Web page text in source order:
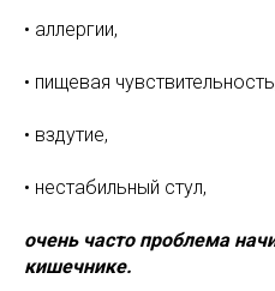
• аллергии,
• пищевая
• вздутие,
• нестабильный стул,
очень часто проблема
кишечнике.